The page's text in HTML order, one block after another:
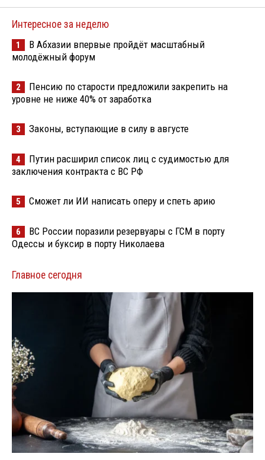
Интересное за неделю
1
В Абхазии впервые пройдёт масштабный
молодёжный форум
2
Пенсию по старости предложили закрепить на
уровне не ниже 40% от заработка
3 Законы, вступающие в силу в августе
4
Путин расширил список лиц с судимостью для
заключения контракта с ВС РФ
5 Сможет ли ИИ написать оперу и спеть арию
6
ВС России поразили резервуары с ГСМ в порту
Одессы и буксир в порту Николаева
Главное сегодня